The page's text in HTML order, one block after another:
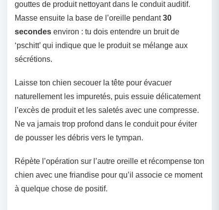
gouttes de produit nettoyant dans le conduit auditif.
Masse ensuite la base de l’oreille pendant30
secondes environ : tu dois entendre un bruit de
‘pschitt’ qui indique que le produit se mélange aux
sécrétions.
Laisse ton chien secouer la tête pour évacuer
naturellement les impuretés, puis essuie délicatement
l’excès de produit et les saletés avec une compresse.
Ne va jamais trop profond dans le conduit pour éviter
de pousser les débris vers le tympan.
Répète l’opération sur l’autre oreille et récompense ton
chien avec une friandise pour qu’il associe ce moment
à quelque chose de positif.